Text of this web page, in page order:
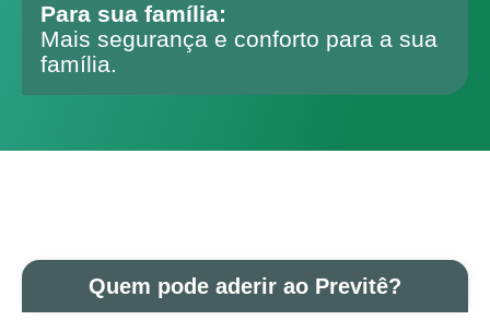
Para sua família:
Mais segurança e conforto para a sua
família.
Quem pode aderir ao Previtê?